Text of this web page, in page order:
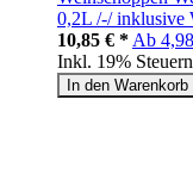
0,2L /-/ inklusive
10,85 € * Ab
Inkl. 19% Steuern
In den Warenkorb